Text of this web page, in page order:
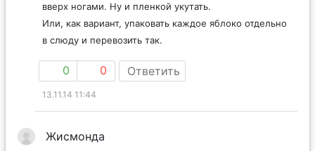
вверх ногами. Ну и пленкой укутать.
Или, как вариант, упаковать каждое яблоко отдельно
в слюду и перевозить так.
0 0 Ответить
13.11.14 11:44
Жисмонда